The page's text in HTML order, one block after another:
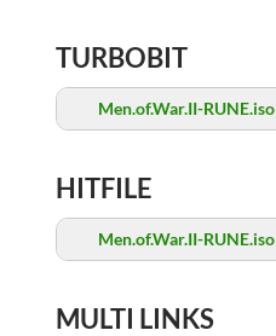
TURBOBIT
Men.of.War.II-RUNE.iso
HITFILE
Men.of.War.II-RUNE.iso
MULTI LINKS